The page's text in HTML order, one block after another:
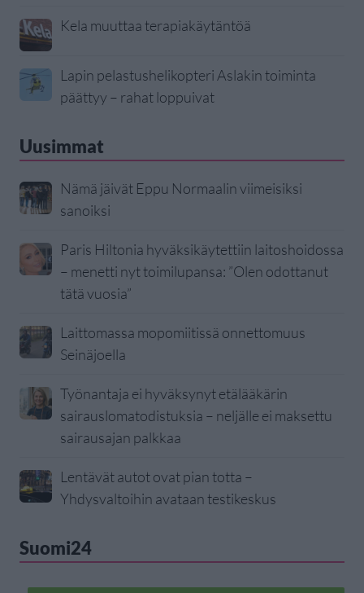
Kela muuttaa terapiakäytäntöä
Lapin pelastushelikopteri Aslakin toiminta
päättyy – rahat loppuivat
Uusimmat
Nämä jäivät Eppu Normaalin viimeisiksi
sanoiksi
Paris Hiltonia hyväksikäytettiin laitoshoidossa
– menetti nyt toimilupansa: ”Olen odottanut
tätä vuosia”
Laittomassa mopomiitissä onnettomuus
Seinäjoella
Työnantaja ei hyväksynyt etälääkärin
sairauslomatodistuksia – neljälle ei maksettu
sairausajan palkkaa
Lentävät autot ovat pian totta –
Yhdysvaltoihin avataan testikeskus
Suomi24